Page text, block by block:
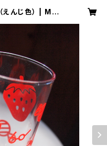
えんじ色） | ME